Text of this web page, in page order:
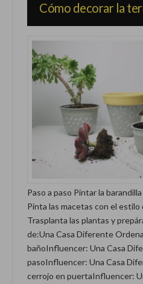
Cómo decorar la
Paso a paso Pintar la
Pinta las macetas con el
Trasplanta las plantas y
de:Una Casa Diferente
bañoInfluencer: Una Casa
pasoInfluencer: Una Casa
cerrojo en puertaInfluencer: